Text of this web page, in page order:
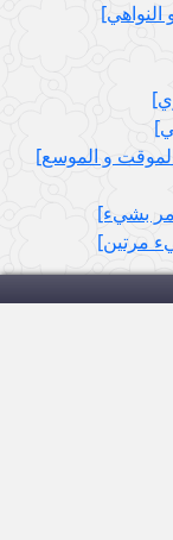
و الموسع‏]
بشي‏ء]
مرتين‏]